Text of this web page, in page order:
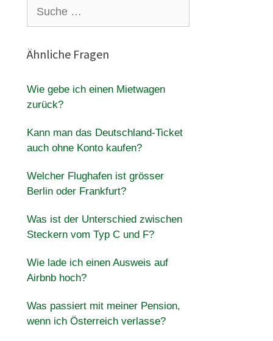
nach:
Ähnliche Fragen
Wie gebe ich einen Mietwagen
zurück?
Kann man das Deutschland-Ticket
auch ohne Konto kaufen?
Welcher Flughafen ist grösser
Berlin oder Frankfurt?
Was ist der Unterschied zwischen
Steckern vom Typ C und F?
Wie lade ich einen Ausweis auf
Airbnb hoch?
Was passiert mit meiner Pension,
wenn ich Österreich verlasse?